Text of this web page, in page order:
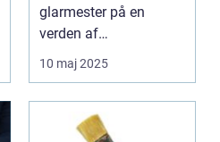
glarmester på en
verden af
glasløsning...
10 maj 2025